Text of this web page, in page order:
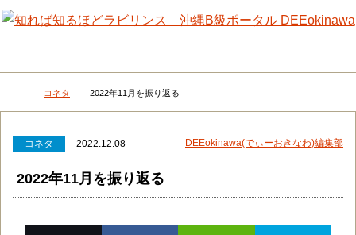
メニュー 検
DEEokinawaトップ
コネタ 2022年11月を振り返る
コネタ 2022.12.08 DEEokinawa(でぃーおきなわ)編集部
2022年11月を振り返る